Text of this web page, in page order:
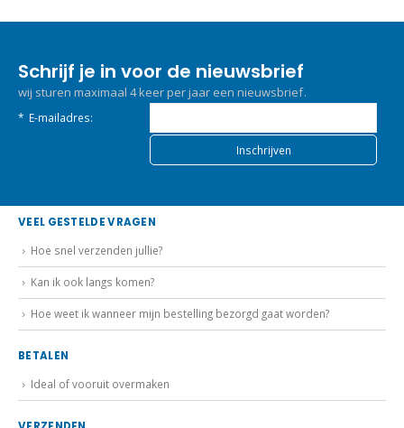
Schrijf je in voor de nieuwsbrief
wij sturen maximaal 4 keer per jaar een nieuwsbrief.
* E-mailadres:
VEEL GESTELDE VRAGEN
Hoe snel verzenden jullie?
Kan ik ook langs komen?
Hoe weet ik wanneer mijn bestelling bezorgd gaat worden?
BETALEN
Ideal of vooruit overmaken